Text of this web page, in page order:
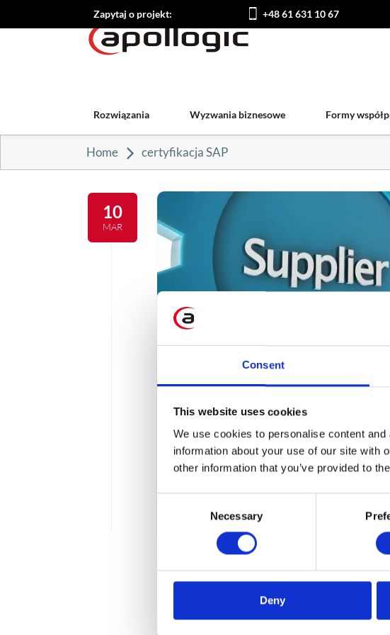
Consent
This website uses cookies
We use cookies to personalise content
information about your use of our site with
other information that you’ve provided to
Necessary
Deny
Zapytaj o projekt: +48 61 631 10 67
Rozwiązania Wyzwania biznesowe Formy
Home certyfikacja SAP
10
MAR
Pracownicy Apollogic
Z dumą informujemy, że nasi
pozytywnie ukończyli proces
samym stając się certyfikowanymi
lutego w warszawskiej siedzibie SAP
1 min